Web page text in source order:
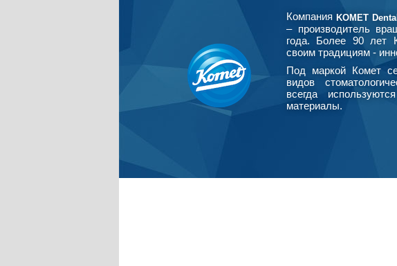
Компания KOMET
– производитель
года. Более 90 лет
своим традициям -
Под маркой Комет
видов
всегда
материалы.